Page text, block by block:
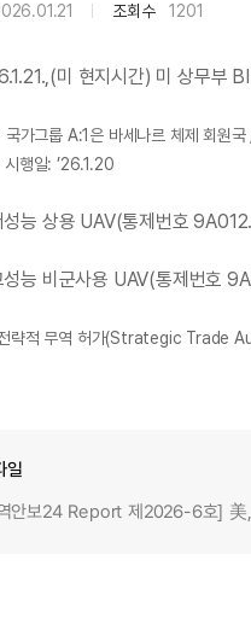
조회수 1201
미 현지시간) 미 상무
그룹 A:1은 바세나르 체제 회원국
행일: ’26.1.20
능 상용 UAV(통제번호
능 비군사용 UAV(통제번호
적 무역 허가(Strategic Trade
일
안보24 Report 제2026-6호] 美,